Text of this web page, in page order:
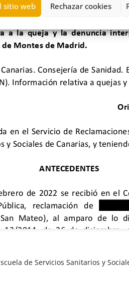
sitio web Rechazar cookies
de Servicios Sanitarios y